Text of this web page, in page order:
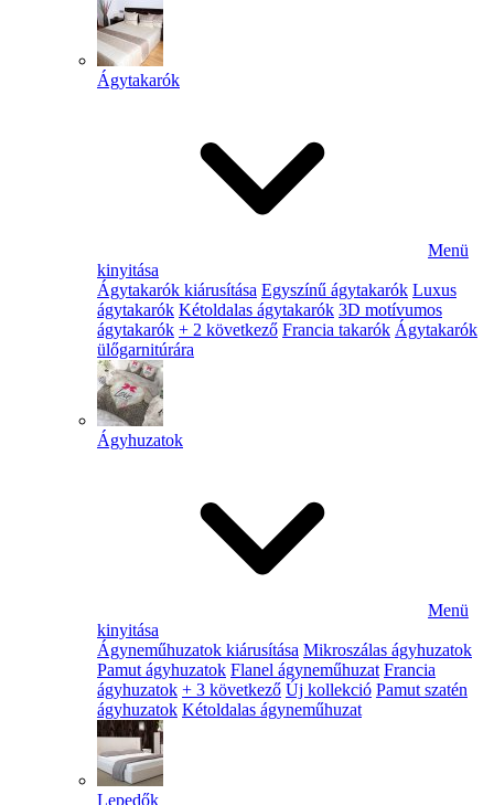
Ágytakarók
Menü
kinyitása
Ágytakarók kiárusítása Egyszínű ágytakarók Luxus
ágytakarók Kétoldalas ágytakarók 3D motívumos
ágytakarók + 2 következő Francia takarók Ágytakarók
ülőgarnitúrára
Ágyhuzatok
Menü
kinyitása
Ágyneműhuzatok kiárusítása Mikroszálas ágyhuzatok
Pamut ágyhuzatok Flanel ágyneműhuzat Francia
ágyhuzatok + 3 következő Új kollekció Pamut szatén
ágyhuzatok Kétoldalas ágyneműhuzat
Lepedők